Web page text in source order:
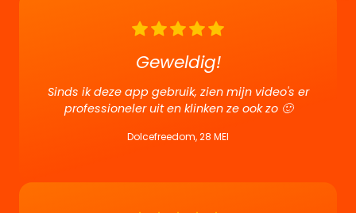
Geweldig!
Sinds ik deze app gebruik, zien mijn video's er
professioneler uit en klinken ze ook zo 🙂
Dolcefreedom, 28 MEI